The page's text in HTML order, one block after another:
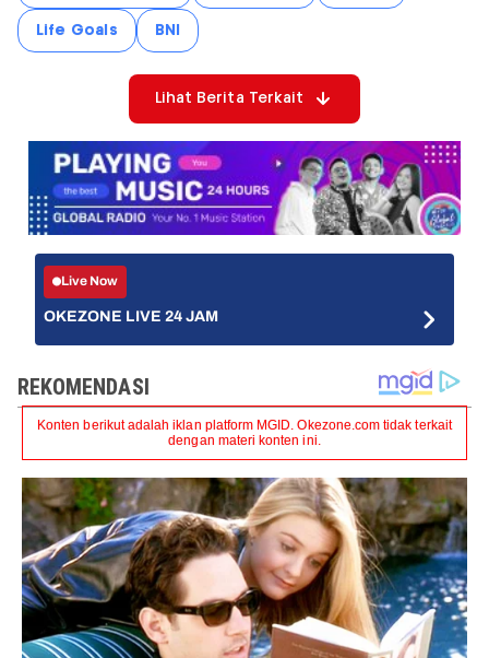
Life Goals BNI
Lihat Berita Terkait
Live Now
OKEZONE LIVE 24 JAM